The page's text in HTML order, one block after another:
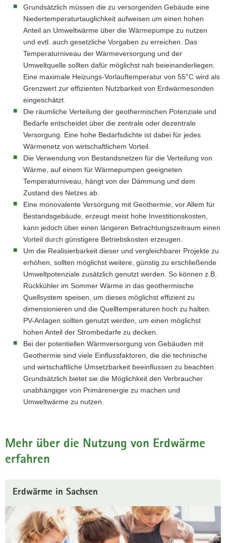
Grundsätzlich müssen die zu versorgenden Gebäude eine
Niedertemperaturtauglichkeit aufweisen um einen hohen
Anteil an Umweltwärme über die Wärmepumpe zu nutzen
und evtl. auch gesetzliche Vorgaben zu erreichen. Das
Temperaturniveau der Wärmeversorgung und der
Umweltquelle sollten dafür möglichst nah beieinanderliegen.
Eine maximale Heizungs-Vorlauftemperatur von 55°C wird als
Grenzwert zur effizienten Nutzbarkeit von Erdwärmesonden
eingeschätzt.
Die räumliche Verteilung der geothermischen Potenziale und
Bedarfe entscheidet über die zentrale oder dezentrale
Versorgung. Eine hohe Bedarfsdichte ist dabei für jedes
Wärmenetz von wirtschaftlichem Vorteil.
Die Verwendung von Bestandsnetzen für die Verteilung von
Wärme, auf einem für Wärmepumpen geeigneten
Temperaturniveau, hängt von der Dämmung und dem
Zustand des Netzes ab.
Eine monovalente Versorgung mit Geothermie, vor Allem für
Bestandsgebäude, erzeugt meist hohe Investitionskosten,
kann jedoch über einen längeren Betrachtungszeitraum einen
Vorteil durch günstigere Betriebskosten erzeugen.
Um die Realisierbarkeit dieser und vergleichbarer Projekte zu
erhöhen, sollten möglichst weitere, günstig zu erschließende
Umweltpotenziale zusätzlich genutzt werden. So können z.B.
Rückkühler im Sommer Wärme in das geothermische
Quellsystem speisen, um dieses möglichst effizient zu
dimensionieren und die Quelltemperaturen hoch zu halten.
PV-Anlagen sollten genutzt werden, um einen möglichst
hohen Anteil der Strombedarfe zu decken.
Bei der potentiellen Wärmversorgung von Gebäuden mit
Geothermie sind viele Einflussfaktoren, die die technische
und wirtschaftliche Umsetzbarkeit beeinflussen zu beachten.
Grundsätzlich bietet sie die Möglichkeit den Verbraucher
unabhängiger von Primärenergie zu machen und
Umweltwärme zu nutzen.
Mehr über die Nutzung von Erdwärme
erfahren
Erdwärme in Sachsen